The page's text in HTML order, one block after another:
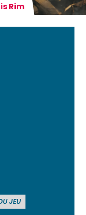
Rim
JEU